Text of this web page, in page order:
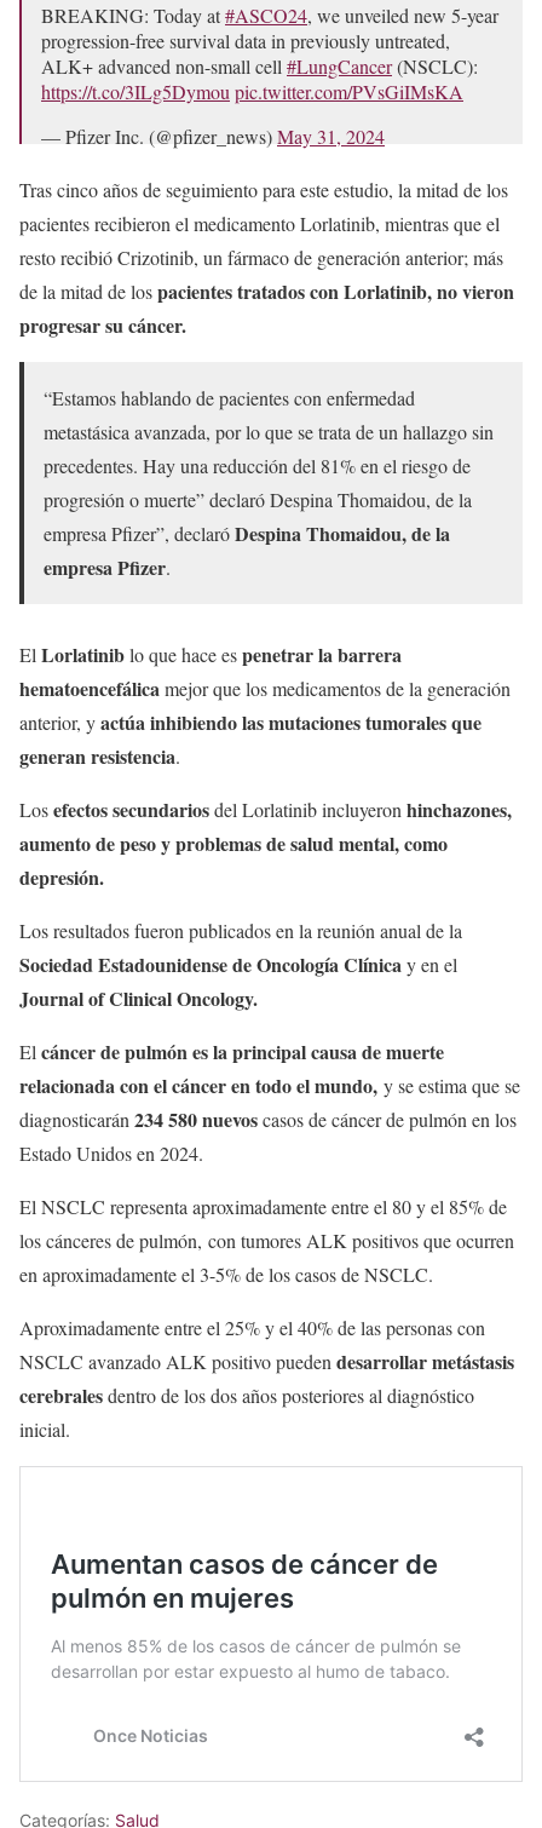
BREAKING: Today at#ASCO24, we unveiled new 5-year
progression-free survival data in previously untreated,
ALK+ advanced non-small cell #LungCancer(NSCLC):
https://t.co/3ILg5Dymou pic.twitter.com/PVsGiIMsKA
— Pfizer Inc. (@pfizer_news)May 31, 2024
Tras cinco años de seguimiento para este estudio, la mitad de los
pacientes recibieron el medicamento Lorlatinib, mientras que el
resto recibió Crizotinib, un fármaco de generación anterior; más
de la mitad de lospacientes tratados con Lorlatinib, no vieron
progresar su cáncer.
“Estamos hablando de pacientes con enfermedad
metastásica avanzada, por lo que se trata de un hallazgo sin
precedentes. Hay una reducción del 81% en el riesgo de
progresión o muerte” declaró Despina Thomaidou, de la
empresa Pfizer”, declaróDespina Thomaidou, de la
empresa Pfizer.
El Lorlatiniblo que hace espenetrar la barrera
hematoencefálicamejor que los medicamentos de la generación
anterior, yactúa inhibiendo las mutaciones tumorales que
generan resistencia.
Losefectos secundariosdel Lorlatinib incluyeron hinchazones,
aumento de peso y problemas de salud mental, como
depresión.
Los resultados fueron publicados en la reunión anual de la
Sociedad Estadounidense de Oncología Clínicay en el
Journal of Clinical Oncology.
El cáncer de pulmón es la principal causa de muerte
relacionada con el cáncer en todo el mundo, y se estima que se
diagnosticarán 234 580 nuevoscasos de cáncer de pulmón en los
Estado Unidos en 2024.
El NSCLC representa aproximadamente entre el 80 y el 85% de
los cánceres de pulmón, con tumores ALK positivos que ocurren
en aproximadamente el 3-5% de los casos de NSCLC.
Aproximadamente entre el 25% y el 40% de las personas con
NSCLC avanzado ALK positivo pueden desarrollar metástasis
cerebralesdentro de los dos años posteriores al diagnóstico
inicial.
Categorías: Salud